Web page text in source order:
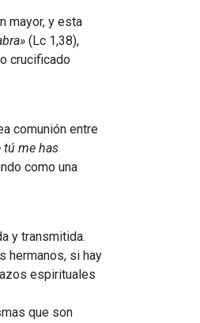
mayor, y esta
(Lc 1,38),
crucificado
comunión entre
tú me has
como una
y transmitida.
hermanos, si hay
espirituales
que son